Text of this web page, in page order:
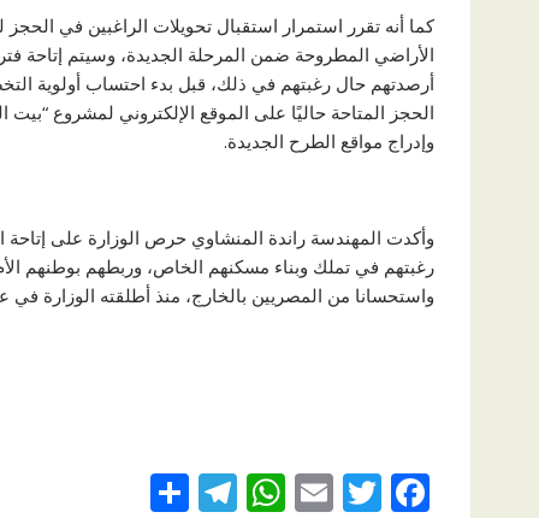
كما أنه تقرر استمرار استقبال تحويلات الراغبين في
الأراضي المطروحة ضمن المرحلة الجديدة، وسيتم إتاحة
أرصدتهم حال رغبتهم في ذلك، قبل بدء احتساب أولوية
الحجز المتاحة حاليًا على الموقع الإلكتروني لمشروع
وإدراج مواقع الطرح الجديدة.
وأكدت المهندسة راندة المنشاوي حرص الوزارة على إتاحة
رغبتهم في تملك وبناء مسكنهم الخاص، وربطهم بوطنهم
واستحسانا من المصريين بالخارج، منذ أطلقته الوزارة في عام
F
T
E
W
T